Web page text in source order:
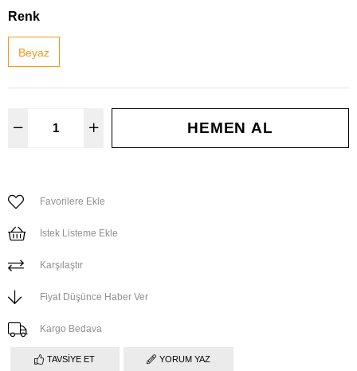
Renk
Beyaz
Favorilere Ekle
İstek Listeme Ekle
Karşılaştır
Fiyat Düşünce Haber Ver
Kargo Bedava
TAVSIYE ET YORUM YAZ